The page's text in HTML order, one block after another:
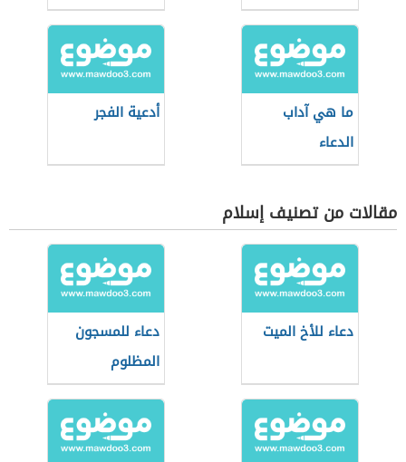
ما هي آداب
الدعاء
أدعية الفجر
مقالات من تصنيف إسلام
دعاء للأخ الميت
دعاء للمسجون
المظلوم